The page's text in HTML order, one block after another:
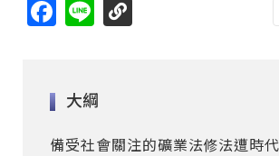
Facebook
Line
大綱
備受社會關注的礦業法修法遭時